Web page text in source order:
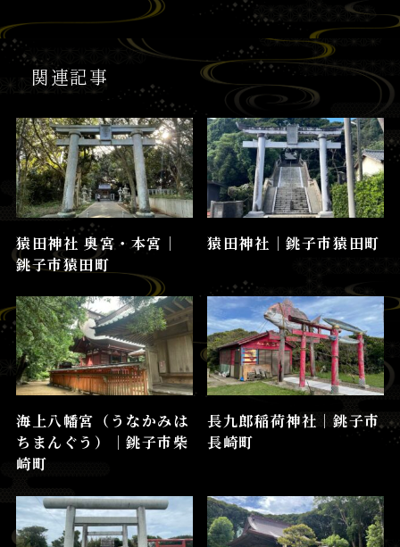
関連記事
猿田神社 奥宮・本宮│
銚子市猿田町
猿田神社│銚子市猿田町
海上八幡宮（うなかみは
ちまんぐう）│銚子市柴
崎町
長九郎稲荷神社│銚子市
長崎町